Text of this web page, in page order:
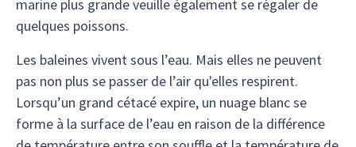
marine plus grande veuille également se régaler de
quelques poissons.
Les baleines vivent sous l’eau. Mais elles ne peuvent
pas non plus se passer de l’air qu'elles respirent.
Lorsqu’un grand cétacé expire, un nuage blanc se
forme à la surface de l’eau en raison de la différence